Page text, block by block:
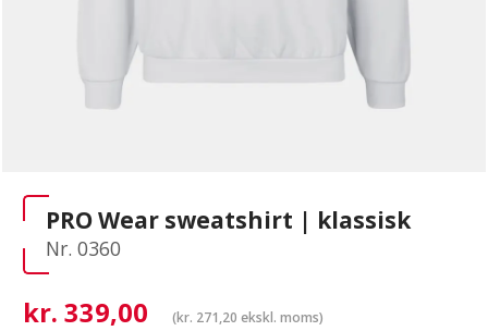
PRO Wear sweatshirt | klassisk
Nr. 0360
kr. 339,00 (kr. 271,20 ekskl. moms)